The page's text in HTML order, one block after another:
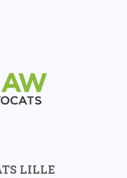
LILLE